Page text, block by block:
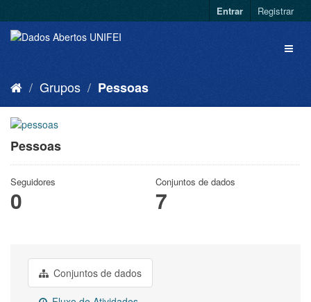
Entrar Registrar
Grupos Pessoas
Pessoas
Seguidores
0
Conjuntos de dados
7
Conjuntos de dados